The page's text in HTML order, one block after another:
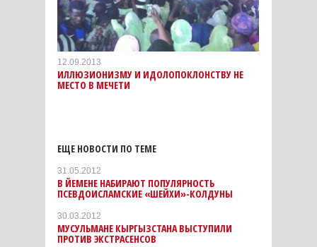
12.09.2013
ИЛЛЮЗИОНИЗМУ И ИДОЛОПОКЛОНСТВУ НЕ
МЕСТО В МЕЧЕТИ
ЕЩЕ НОВОСТИ ПО ТЕМЕ
31.05.2012
В ЙЕМЕНЕ НАБИРАЮТ ПОПУЛЯРНОСТЬ
ПСЕВДОИСЛАМСКИЕ «ШЕЙХИ»-КОЛДУНЫ
30.03.2012
МУСУЛЬМАНЕ КЫРГЫЗСТАНА ВЫСТУПИЛИ
ПРОТИВ ЭКСТРАСЕНСОВ